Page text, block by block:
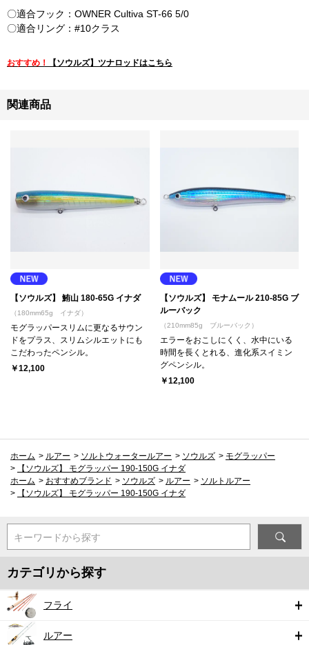
〇適合フック：OWNER Cultiva ST-66 5/0
〇適合リング：#10クラス
おすすめ！ 【ソウルズ】ツナロッドはこちら
関連商品
【ソウルズ】 鮪山 180-65G イナダ
（180mm65g イナダ）
モグラッパースリムに更なるサウン
ドをプラス、スリムシルエットにも
こだわったペンシル。
￥12,100
【ソウルズ】 モナムール 210-85G ブ
ルーバック
（210mm85g ブルーバック）
エラーをおこしにくく、水中にいる
時間を長くとれる、進化系スイミン
グペンシル。
￥12,100
ホーム > ルアー > ソルトウォータールアー > ソウルズ > モグラッパー
>
【ソウルズ】 モグラッパー 190-150G イナダ
ホーム > おすすめブランド > ソウルズ > ルアー > ソルトルアー
>
【ソウルズ】 モグラッパー 190-150G イナダ
キーワードから探す
カテゴリから探す
フライ
ルアー